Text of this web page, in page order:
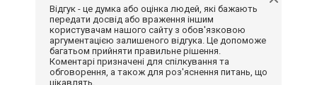
Відгук - це думка або оцінка людей, які бажають
передати досвід або враження іншим
користувачам нашого сайту з обов'язковою
аргументацією залишеного відгука. Це допоможе
багатьом прийняти правильне рішення.
Коментарі призначені для спілкування та
обговорення, а також для роз'яснення питань, що
цікавлять.